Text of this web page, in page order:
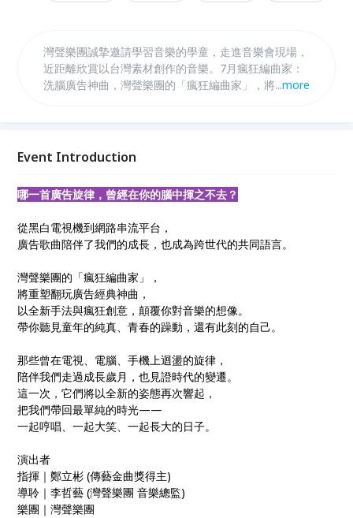
灣聲樂團誠摯邀請學習音樂的學童，走進音樂會現場，
近距離欣賞以台灣素材創作的音樂。7月瘋狂編曲家：
洗腦廣告神曲，灣聲樂團的「瘋狂編曲家」，將重塑翻
...more
Event Introduction
哪一首廣告旋律，曾經在你的腦中揮之不去？
從黑白電視機到網路串流平台，
廣告歌曲陪伴了我們的成長，也成為跨世代的共同語言。
灣聲樂團的「瘋狂編曲家」，
將重塑翻玩廣告經典神曲，
以全新手法與瘋狂創意，顛覆你對音樂的想像。
帶你聽見童年的純真、青春的躁動，還有此刻的自己。
那些曾在電視、電腦、手機上迴盪的旋律，
陪伴我們走過成長歲月，也見證時代的變遷。
這一次，它們將以全新的姿態再次響起，
把我們帶回最單純的時光——
一起哼唱、一起大笑、一起長大的日子。
演出者
指揮｜鄭立彬 (傳藝金曲獎得主)
導聆｜李哲藝 (灣聲樂團 音樂總監)
樂團｜灣聲樂團